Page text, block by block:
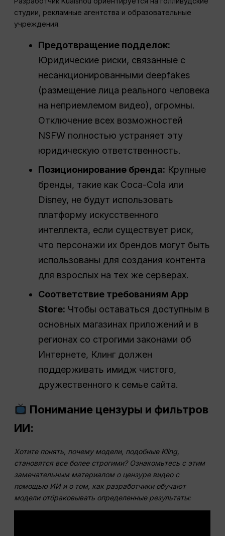
студии, рекламные агентства и образовательные
учреждения.
Предотвращение подделок:
Юридические риски, связанные с
несанкционированными deepfakes
(размещение лица реального человека
на неприемлемом видео), огромны.
Отключение всех возможностей
NSFW полностью устраняет эту
юридическую ответственность.
Позиционирование бренда: Крупные
бренды, такие как Coca-Cola или
Disney, не будут использовать
платформу искусственного
интеллекта, если существует риск,
что персонажи их брендов могут быть
использованы для создания контента
для взрослых на тех же серверах.
Соответствие требованиям App
Store: Чтобы оставаться доступным в
основных магазинах приложений и в
регионах со строгими законами об
Интернете, Клинг должен
поддерживать имидж чистого,
дружественного к семье сайта.
Понимание цензуры и фильтров
ИИ:
Хотите понять, почему модели, подобные Kling,
становятся все более строгими? Ознакомьтесь с этим
замечательным материалом о цензуре видео с
помощью ИИ и о том, как разработчики обучают
модели отбраковывать определенные результаты: